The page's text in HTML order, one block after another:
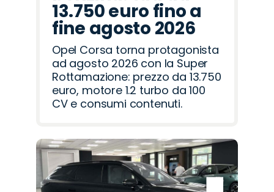
13.750 euro fino a
fine agosto 2026
Opel Corsa torna protagonista
ad agosto 2026 con la Super
Rottamazione: prezzo da 13.750
euro, motore 1.2 turbo da 100
CV e consumi contenuti.